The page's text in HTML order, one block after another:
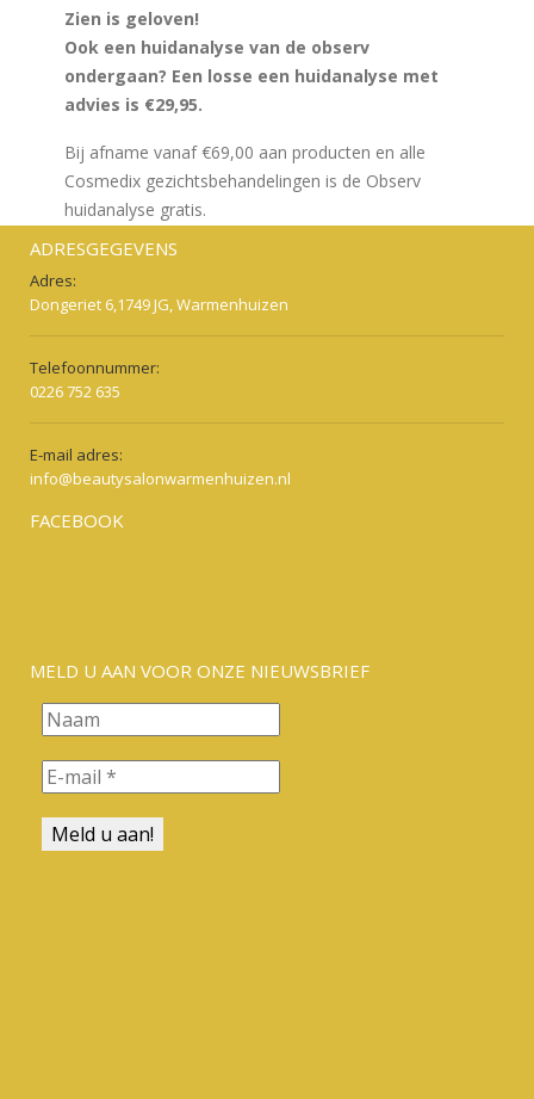
Zien is geloven!
Ook een huidanalyse van de observ
ondergaan? Een losse een huidanalyse met
advies is €29,95.
Bij afname vanaf €69,00 aan producten en alle
Cosmedix gezichtsbehandelingen is de Observ
huidanalyse gratis.
ADRESGEGEVENS
Adres:
Dongeriet 6,1749 JG, Warmenhuizen
Telefoonnummer:
0226 752 635
E-mail adres:
info@beautysalonwarmenhuizen.nl
FACEBOOK
MELD U AAN VOOR ONZE NIEUWSBRIEF